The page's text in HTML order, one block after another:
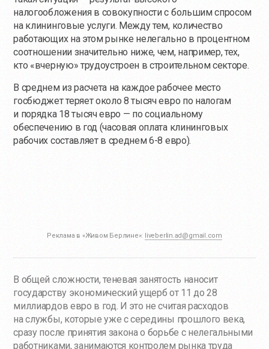
налогообложения в совокупности с большим спросом
на клининговые услуги. Между тем, количество
работающих на этом рынке нелегально в процентном
соотношении значительно ниже, чем, например, тех,
кто «вчерную» трудоустроен в строительном секторе.
В среднем из расчета на каждое рабочее место
госбюджет теряет около 8 тысяч евро по налогам
и порядка 18 тысяч евро — по социальному
обеспечению в год (часовая оплата клининговых
рабочих составляет в среднем 6-8 евро).
Реклама в «Живом Берлине»: liveberlin.ad@gmail.com
В общей сложности, теневая занятость наносит
государству экономический ущерб от 11 до 28
миллиардов евро в год. И это не считая расходов
на службы, которые уже с середины прошлого века,
сразу после принятия закона о борьбе с нелегальными
работниками, занимаются контролем рынка труда